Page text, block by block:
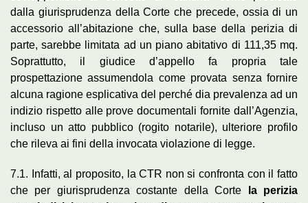
dalla giurisprudenza della Corte che precede, ossia di un
accessorio all’abitazione che, sulla base della perizia di
parte, sarebbe limitata ad un piano abitativo di 111,35 mq.
Soprattutto, il giudice d’appello fa propria tale
prospettazione assumendola come provata senza fornire
alcuna ragione esplicativa del perché dia prevalenza ad un
indizio rispetto alle prove documentali fornite dall’Agenzia,
incluso un atto pubblico (rogito notarile), ulteriore profilo
che rileva ai fini della invocata violazione di legge.
7.1. Infatti, al proposito, la CTR non si confronta con il fatto
che per giurisprudenza costante della Corte la perizia